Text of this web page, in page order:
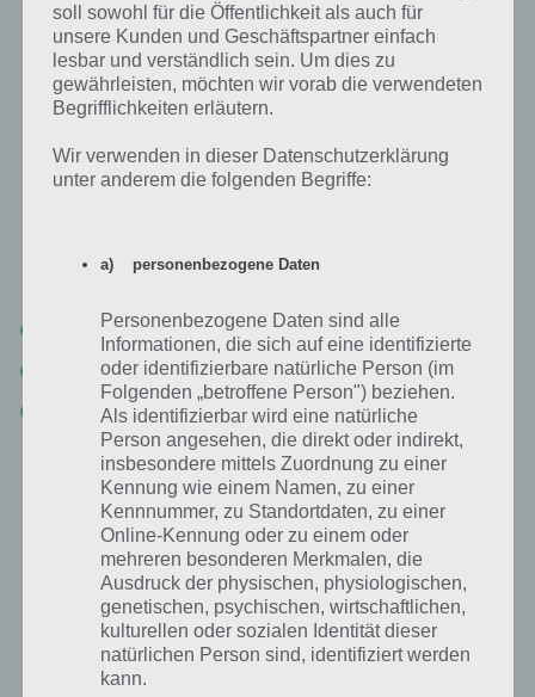
You Must Escape Level 10 Lösung
Abschließend dann noch die You Must Escape Lösung zu Level 10.
Klicke im ersten Schritt zur Lösung die Vasen links an. Dort findet
sich rechts ein Werkzeug. Tippe nun auf die Statue und nimm das
Symbol auf dem Boden auf.
Buttons – also als erstes mitte rechts anklicken etc):
5 | 8 | 7
4 | 6 | 1
3 | 2 | 9
Nun im öffnenden Sarkophag den Stab entnehmen und der linken
Statue geben. Im nächsten Schritt zur You Must Escape Lösung von
Level 10 links neben der schwarzen Statue klicken. Dort mit der Kelle
den Bereich öffnen. Tippe nun zwischen den beiden mittleren
Statuen in diesem Loch und du erhälst ein weiteres Symbol. Merke
dir zudem die Farben der Ketten.
Klicke zur weiteren Lösung von Level 10 von You Must Escape auf die
Balken rechts im Bild. Setze dort die eben gemerkten Farben ein, also
rot, gelb, grün, blau ein und hole das Symbol aus dem Boden. Dieses
soll sowohl für die Öffentlichkeit als auch für
unsere Kunden und Geschäftspartner einfach
lesbar und verständlich sein. Um dies zu
gewährleisten, möchten wir vorab die verwendeten
Begrifflichkeiten erläutern.
Wir verwenden in dieser Datenschutzerklärung
unter anderem die folgenden Begriffe:
a) personenbezogene Daten
Personenbezogene Daten sind alle
Informationen, die sich auf eine identifizierte
oder identifizierbare natürliche Person (im
Folgenden „betroffene Person") beziehen.
Als identifizierbar wird eine natürliche
Person angesehen, die direkt oder indirekt,
insbesondere mittels Zuordnung zu einer
Kennung wie einem Namen, zu einer
Kennnummer, zu Standortdaten, zu einer
Online-Kennung oder zu einem oder
mehreren besonderen Merkmalen, die
Ausdruck der physischen, physiologischen,
genetischen, psychischen, wirtschaftlichen,
kulturellen oder sozialen Identität dieser
natürlichen Person sind, identifiziert werden
kann.